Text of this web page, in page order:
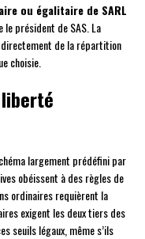
ou égalitaire de SARL
président de SAS. La
de la répartition
choisie.
largement prédéfini par
obéissent à des règles de
ordinaires requièrent la
exigent les deux tiers des
seuils légaux, même s’ils